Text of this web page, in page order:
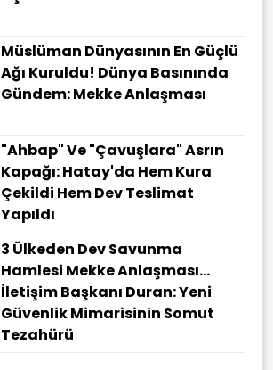
Müslüman Dünyasının En Güçlü
Ağı Kuruldu! Dünya Basınında
Gündem: Mekke Anlaşması
"Ahbap" Ve "çavuşlara" Asrın
Kapağı: Hatay'da Hem Kura
Çekildi Hem Dev Teslimat
Yapıldı
3 Ülkeden Dev Savunma
Hamlesi Mekke Anlaşması…
İletişim Başkanı Duran: Yeni
Güvenlik Mimarisinin Somut
Tezahürü